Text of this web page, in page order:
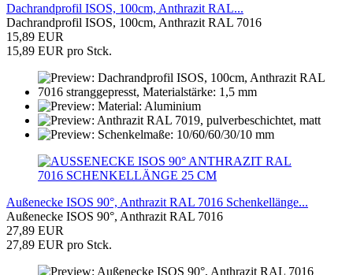
Dachrandprofil ISOS, 100cm, Anthrazit RAL...
Dachrandprofil ISOS, 100cm, Anthrazit RAL 7016
15,89 EUR
15,89 EUR pro Stck.
Außenecke ISOS 90°, Anthrazit RAL 7016 Schenkellänge...
Außenecke ISOS 90°, Anthrazit RAL 7016
27,89 EUR
27,89 EUR pro Stck.